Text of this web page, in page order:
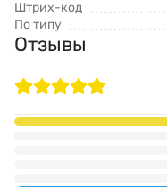
Штрих-код
По типу
Отзывы